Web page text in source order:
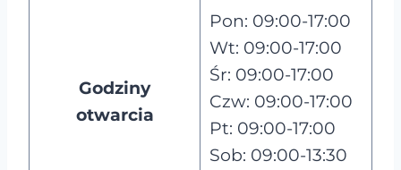
Godziny
otwarcia
Pon: 09:00-17:00
Wt: 09:00-17:00
Śr: 09:00-17:00
Czw: 09:00-17:00
Pt: 09:00-17:00
Sob: 09:00-13:30